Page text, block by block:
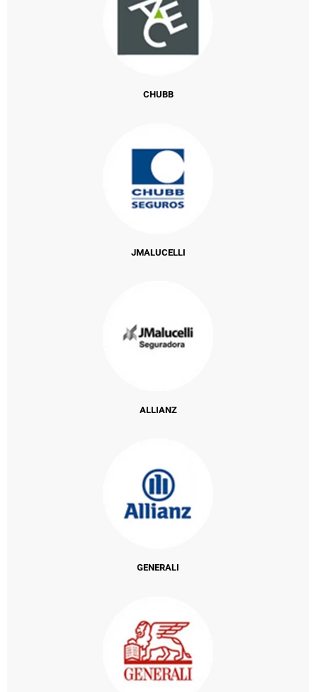
CHUBB
JMALUCELLI
ALLIANZ
GENERALI